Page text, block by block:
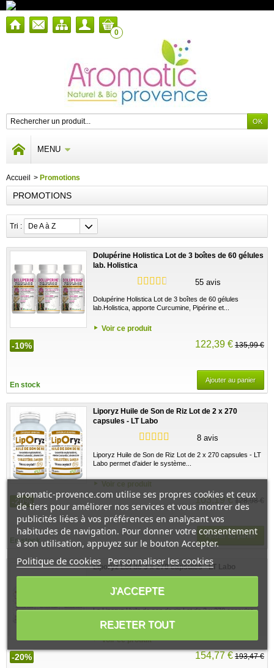
0
MENU
Accueil > Promotions
PROMOTIONS
Tri : De A à Z
Dolupérine Holistica Lot de 3 boîtes de 60 gélules
lab. Holistica
55 avis
Dolupérine Holistica Lot de 3 boîtes de 60 gélules
lab.Holistica, apporte Curcumine, Pipérine et...
Voir ce produit
-10% 122,39 € 135,99 €
En stock
Ajouter au panier
Liporyz Huile de Son de Riz Lot de 2 x 270
capsules - LT Labo
8 avis
Liporyz Huile de Son de Riz Lot de 2 x 270 capsules - LT
Labo permet d'aider le système...
Voir ce produit
-20% 103,19 € 128,98 €
En stock
Ajouter au panier
Liporyz Lot de 3 x 270 capsules - LT Labo
Le Liporyz Huile de son de riz Lot de 3 x 270 capsules -
Voir ce produit
-20% 154,77 € 193,47 €
aromatic-provence.com utilise ses propres cookies et ceux
de tiers pour améliorer nos services et vous montrer des
publicités liées à vos préférences en analysant vos
habitudes de navigation. Pour donner votre consentement
à son utilisation, appuyez sur le bouton Accepter.
Politique de cookies Personnaliser les cookies
REJETER TOUT
J'ACCEPTE